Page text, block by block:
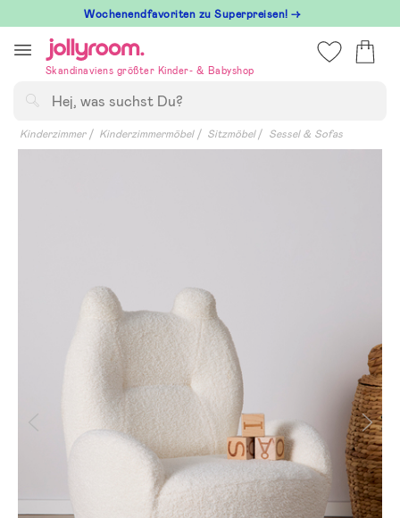
till
innehållet
Wochenendfavoriten zu Superpreisen! →
Skandinaviens größter Kinder- & Babyshop
Kinderzimmer Kinderzimmermöbel Sitzmöbel Sessel & Sofas